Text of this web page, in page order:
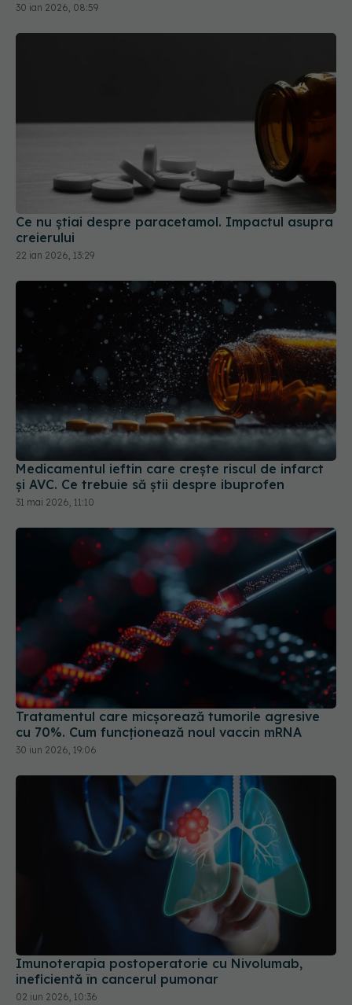
30 ian 2026, 08:59
Ce nu știai despre paracetamol. Impactul asupra
creierului
22 ian 2026, 13:29
Medicamentul ieftin care crește riscul de infarct
și AVC. Ce trebuie să știi despre ibuprofen
31 mai 2026, 11:10
Tratamentul care micșorează tumorile agresive
cu 70%. Cum funcționează noul vaccin mRNA
30 iun 2026, 19:06
Imunoterapia postoperatorie cu Nivolumab,
ineficientă în cancerul pumonar
02 iun 2026, 10:36